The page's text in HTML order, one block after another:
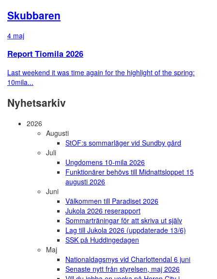
Skubbaren
4 maj
Report Tiomila 2026
Last weekend it was time again for the highlight of the spring:
10mila...
Nyhetsarkiv
2026
Augusti
StOF:s sommarläger vid Sundby gård
Juli
Ungdomens 10-mila 2026
Funktionärer behövs till Midnattsloppet 15
augusti 2026
Juni
Välkommen till Paradiset 2026
Jukola 2026 reserapport
Sommarträningar för att skriva ut själv
Lag till Jukola 2026 (uppdaterade 13/6)
SSK på Huddingedagen
Maj
Nationaldagsmys vid Charlottendal 6 juni
Senaste nytt från styrelsen, maj 2026